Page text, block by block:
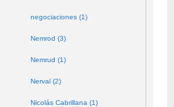
negociaciones (1)
Nemrod (3)
Nemrud (1)
Nerval (2)
Nicolás Cabrillana (1)